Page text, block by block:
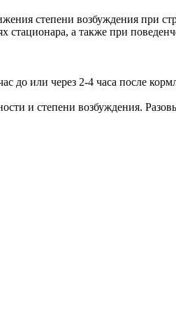
степени возбуждения при
а также при
или через 2-4 часа после
и степени возбуждения.